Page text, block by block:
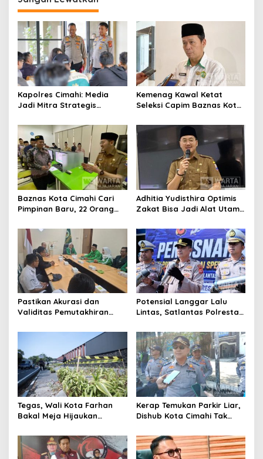
Kapolres Cimahi: Media
Jadi Mitra Strategis
Publik
Kemenag Kawal Ketat
Seleksi Capim Baznas Kota
Komisioner Baznas
Berintegritas
Baznas Kota Cimahi Cari
Pimpinan Baru, 22 Orang
Adhitia Yudisthira Optimis
Zakat Bisa Jadi Alat Utama
Kota Cimahi
Pastikan Akurasi dan
Validitas Pemutakhiran
Cimahi Lakukan
Potensial Langgar Lalu
Lintas, Satlantas Polresta
Motor Berknalpot Brong
Tegas, Wali Kota Farhan
Bakal Meja Hijaukan
Riau
Kerap Temukan Parkir Liar,
Dishub Kota Cimahi Tak
Pembinaan